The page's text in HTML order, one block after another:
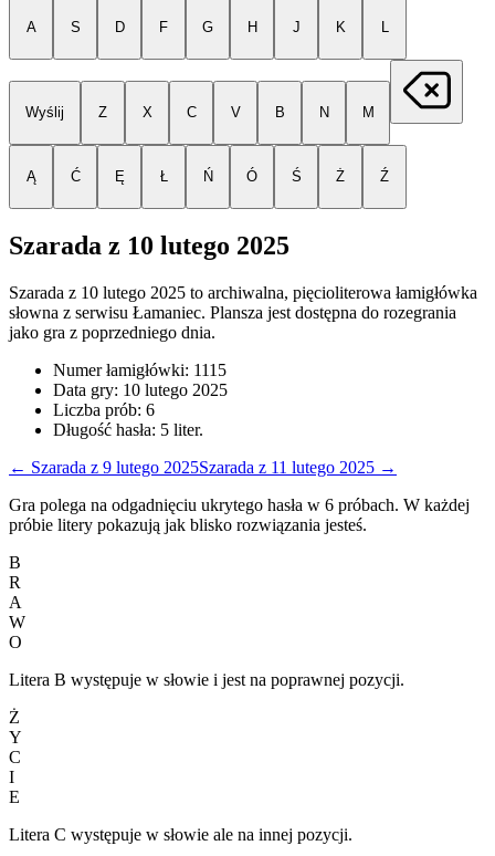
A S D F G H J K L
Wyślij Z X C V B N M
Ą Ć Ę Ł Ń Ó Ś Ż Ź
Szarada z 10 lutego 2025
Szarada z 10 lutego 2025 to archiwalna, pięcioliterowa łamigłówka
słowna z serwisu Łamaniec. Plansza jest dostępna do rozegrania
jako gra z poprzedniego dnia.
Numer łamigłówki: 1115
Data gry: 10 lutego 2025
Liczba prób: 6
Długość hasła: 5 liter.
← Szarada z 9 lutego 2025Szarada z 11 lutego 2025 →
Gra polega na odgadnięciu ukrytego hasła w 6 próbach. W każdej
próbie litery pokazują jak blisko rozwiązania jesteś.
B
R
A
W
O
Litera B występuje w słowie i jest na poprawnej pozycji.
Ż
Y
C
I
E
Litera C występuje w słowie ale na innej pozycji.